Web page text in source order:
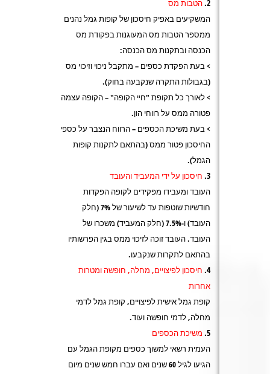
הטבות מס
המשקיעים באפיק חיסכון של קופות גמל נהנים
ממספר הטבות מס המעוגנות בפקודת מס
הכנסה ובתקנות מס הכנסה:
> בעת הפקדת כספים – מתקבל ניכוי וזיכוי מס
(בגבולות התקרה שנקבעה בחוק).
> לאורך כל תקופת "חיי הקופה" – הקופה עצמה
פטורה ממס על רווחי הון.
> בעת משיכת הכספים – הרווח הנצבר על כספי
החיסכון פטור ממס (בהתאם לתקנות קופות
הגמל).
חיסכון על ידי המעביד והעובד
העובד ומעבידו מפקידים לקופה הפקדות
חודשיות שוטפות עד לשיעור של 7% (חלק
העובד) ו-7.5% (חלק המעביד) משכרו של
העובד. העובד זוכה לזיכוי ממס בגין הפרשותיו
בהתאם לתקרות שנקבעו.
חיסכון לפיצויים, מחלה, חופשה ומטרות
אחרות
קופת גמל אישית לפיצויים, קופת גמל לדמי
מחלה, לדמי חופשה ועוד.
משיכת הכספים
העמית רשאי למשוך כספים מקופת הגמל עם
הגיעו לגיל 60 שנים ואם עברו חמש שנים מיום